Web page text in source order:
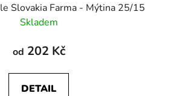
Slovakia Farma - Mýtina 25/15
Skladem
od 202 Kč
DETAIL